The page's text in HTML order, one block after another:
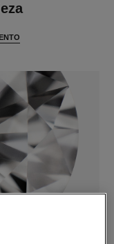
de 1,66 quilates